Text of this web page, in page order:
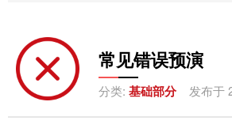
常见错误预演
分类: 基础部分发布于